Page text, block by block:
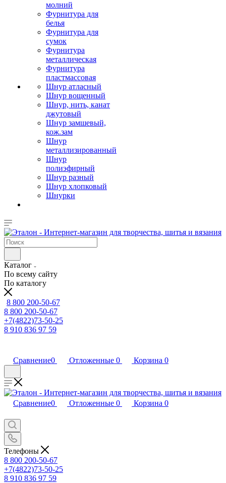
молний
Фурнитура для
белья
Фурнитура для
сумок
Фурнитура
металлическая
Фурнитура
пластмассовая
Шнур атласный
Шнур вощенный
Шнур, нить, канат
джутовый
Шнур замшевый,
кож.зам
Шнур
металлизированный
Шнур
полиэфирный
Шнур разный
Шнур хлопковый
Шнурки
Каталог
По всему сайту
По каталогу
8 800 200-50-67
8 800 200-50-67
+7(4822)73-50-25
8 910 836 97 59
Сравнение0 Отложенные 0 Корзина 0
Сравнение0 Отложенные 0 Корзина 0
Телефоны
8 800 200-50-67
+7(4822)73-50-25
8 910 836 97 59